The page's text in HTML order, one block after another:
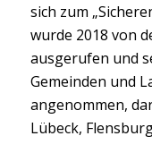
sich zum
wurde 2018 von
ausgerufen und
Gemeinden und
angenommen,
Lübeck,